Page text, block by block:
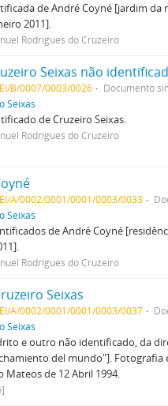
de André Coyné [jardim
2011].
Rodrigues do Cruzeiro
Seixas não
B/0007/0003/0026 Documento
Seixas
de Cruzeiro Seixas.
Rodrigues do Cruzeiro
A/0002/0001/0001/0003/0033
Seixas
de André Coyné
Rodrigues do Cruzeiro
Seixas
A/0002/0001/0001/0003/0037
Seixas
e outro não identificado, da
del mundo"].
Mateos de 12 Abril 1994.